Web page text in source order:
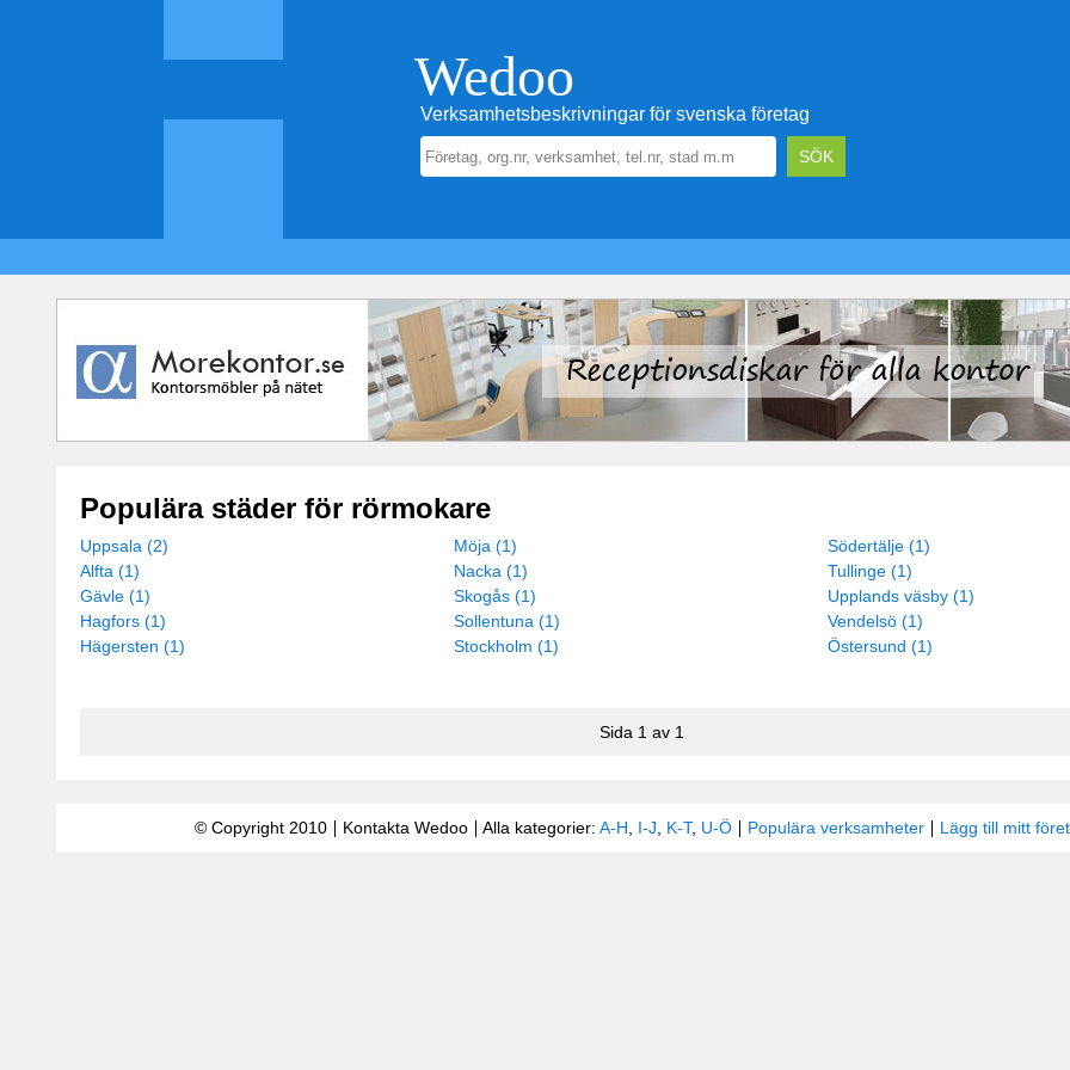
Wedoo
Verksamhetsbeskrivningar för svenska företag
Populära städer för rörmokare
Uppsala (2)
Alfta (1)
Gävle (1)
Hagfors (1)
Hägersten (1)
Möja (1)
Nacka (1)
Skogås (1)
Sollentuna (1)
Stockholm (1)
Södertälje (1)
Tullinge (1)
Upplands väsby (1)
Vendelsö (1)
Östersund (1)
Sida 1 av 1
© Copyright 2010 Kontakta Wedoo Alla kategorier: A-H I-J K-T, U-Ö Populära verksamheter Lägg till mitt